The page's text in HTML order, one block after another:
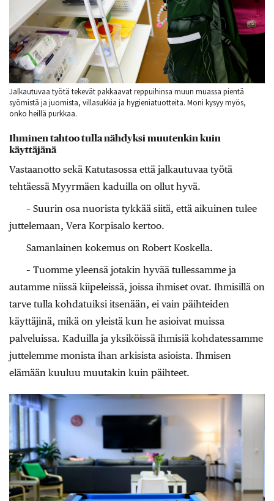
Jalkautuvaa työtä tekevät pakkaavat reppuihinsa muun muassa pientä
syömistä ja juomista, villasukkia ja hygieniatuotteita. Moni kysyy myös,
onko heillä purkkaa.
Ihminen tahtoo tulla nähdyksi muutenkin kuin
käyttäjänä
Vastaanotto sekä Katutasossa että jalkautuvaa työtä
tehtäessä Myyrmäen kaduilla on ollut hyvä.
– Suurin osa nuorista tykkää siitä, että aikuinen tulee
juttelemaan, Vera Korpisalo kertoo.
Samanlainen kokemus on Robert Koskella.
– Tuomme yleensä jotakin hyvää tullessamme ja
autamme niissä kiipeleissä, joissa ihmiset ovat. Ihmisillä on
tarve tulla kohdatuiksi itsenään, ei vain päihteiden
käyttäjinä, mikä on yleistä kun he asioivat muissa
palveluissa. Kaduilla ja yksiköissä ihmisiä kohdatessamme
juttelemme monista ihan arkisista asioista. Ihmisen
elämään kuuluu muutakin kuin päihteet.